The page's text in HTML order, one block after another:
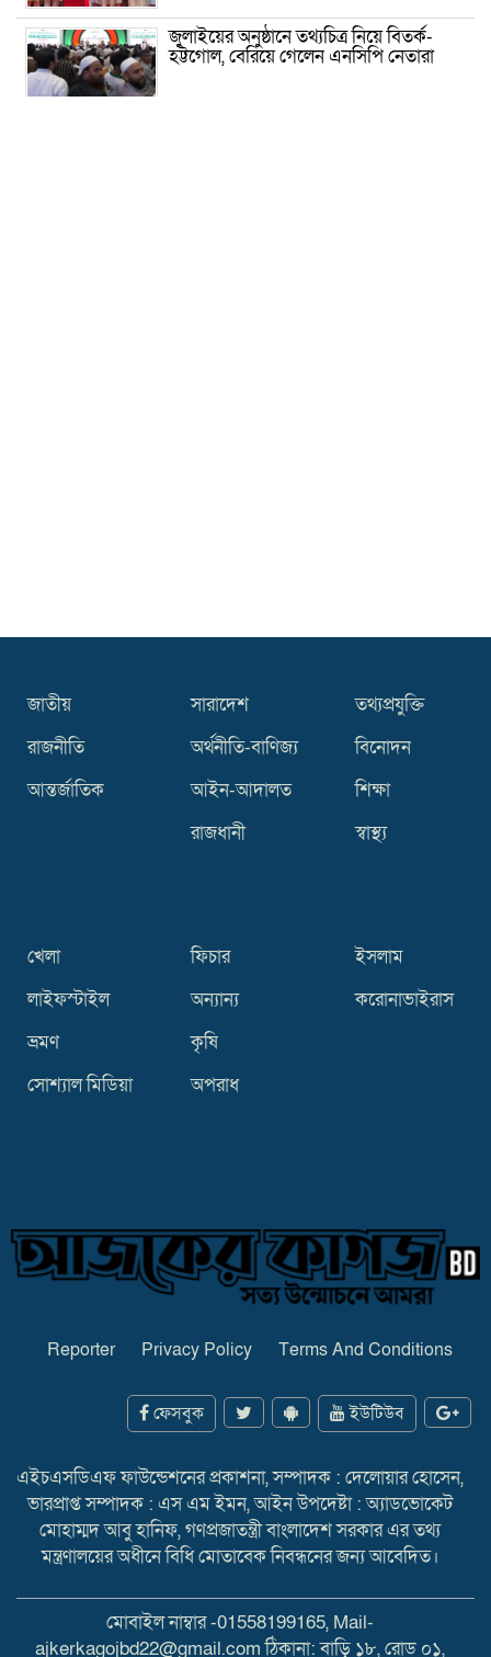
জুলাইয়ের অনুষ্ঠানে তথ্যচিত্র নিয়ে বিতর্ক-
হট্টগোল, বেরিয়ে গেলেন এনসিপি নেতারা
উপাচার্য
জাতীয়
রাজনীতি
আন্তর্জাতিক
সারাদেশ
অর্থনীতি-বাণিজ্য
আইন-আদালত
রাজধানী
তথ্যপ্রযুক্তি
বিনোদন
শিক্ষা
স্বাস্থ্য
খেলা
লাইফস্টাইল
ভ্রমণ
সোশ্যাল মিডিয়া
ফিচার
অন্যান্য
কৃষি
অপরাধ
ইসলাম
করোনাভাইরাস
Reporter Privacy Policy Terms And Conditions
ফেসবুক ইউটিউব
এইচএসডিএফ ফাউন্ডেশনের প্রকাশনা, সম্পাদক : দেলোয়ার হোসেন,
ভারপ্রাপ্ত সম্পাদক : এস এম ইমন, আইন উপদেষ্টা : অ্যাডভোকেট
মোহাম্মদ আবু হানিফ, গণপ্রজাতন্ত্রী বাংলাদেশ সরকার এর তথ্য
মন্ত্রণালয়ের অধীনে বিধি মোতাবেক নিবন্ধনের জন্য আবেদিত।
মোবাইল নাম্বার -01558199165, Mail-
ajkerkagojbd22@gmail.com ঠিকানা: বাড়ি ১৮, রোড ০১,